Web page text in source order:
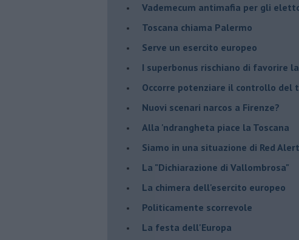
Vademecum antimafia per gli
Toscana chiama Palermo
Serve un esercito europeo
I superbonus rischiano di favorire
Occorre potenziare il controllo del
​Nuovi scenari narcos a Firenze?
Alla 'ndrangheta piace la Toscana
Siamo in una situazione di Red Alert
La "Dichiarazione di Vallombrosa"
La chimera dell'esercito europeo
Politicamente scorrevole
La festa dell'Europa